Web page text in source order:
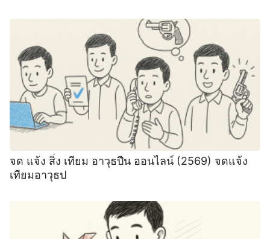
จด แจ้ง สิ่ง เทียม อาวุธปืน ออนไลน์ (2569) จดแจ้ง
เทียมอาวุธป